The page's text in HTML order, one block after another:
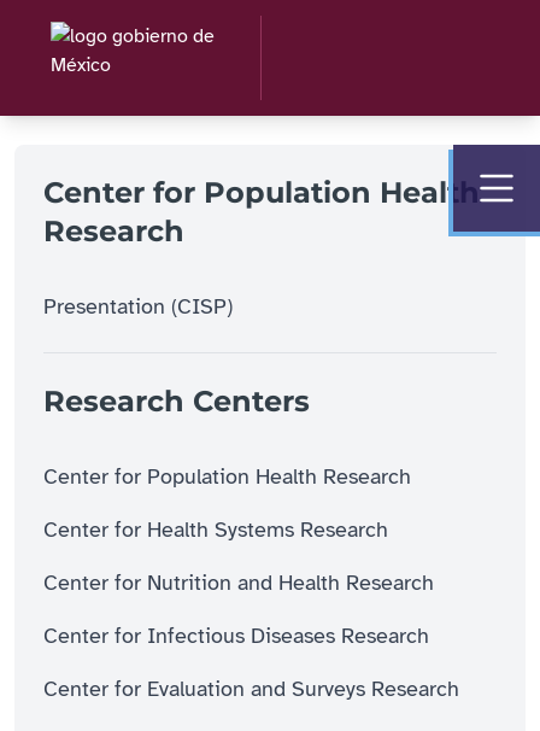
Center for Population Health
Research
Presentation (CISP)
Research Centers
Center for Population Health Research
Center for Health Systems Research
Center for Nutrition and Health Research
Center for Infectious Diseases Research
Center for Evaluation and Surveys Research